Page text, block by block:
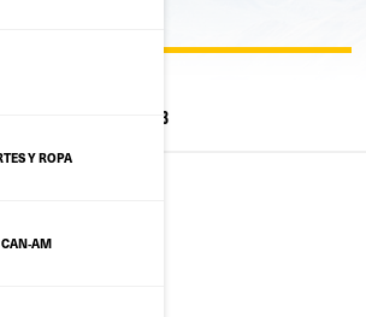
Y ROPA
2023